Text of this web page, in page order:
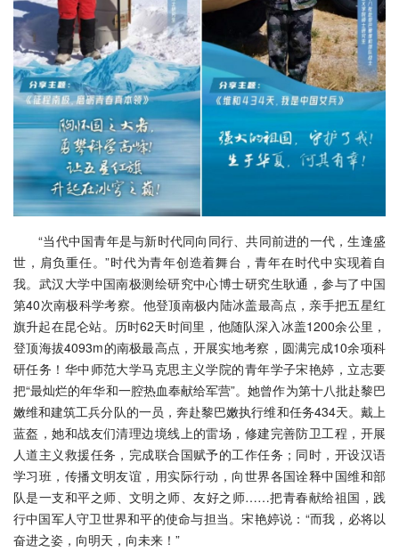
“当代中国青年是与新时代同向同行、共同前进的一代，生逢盛
世，肩负重任。”时代为青年创造着舞台，青年在时代中实现着自
我。武汉大学中国南极测绘研究中心博士研究生耿通，参与了中国
第40次南极科学考察。他登顶南极内陆冰盖最高点，亲手把五星红
旗升起在昆仑站。历时62天时间里，他随队深入冰盖1200余公里，
登顶海拔4093m的南极最高点，开展实地考察，圆满完成10余项科
研任务！华中师范大学马克思主义学院的青年学子宋艳婷，立志要
把“最灿烂的年华和一腔热血奉献给军营”。她曾作为第十八批赴黎巴
嫩维和建筑工兵分队的一员，奔赴黎巴嫩执行维和任务434天。戴上
蓝盔，她和战友们清理边境线上的雷场，修建完善防卫工程，开展
人道主义救援任务，完成联合国赋予的工作任务；同时，开设汉语
学习班，传播文明友谊，用实际行动，向世界各国诠释中国维和部
队是一支和平之师、文明之师、友好之师……把青春献给祖国，践
行中国军人守卫世界和平的使命与担当。宋艳婷说：“而我，必将以
奋进之姿，向明天，向未来！”